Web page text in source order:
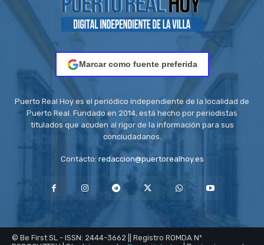
Marcar como fuente preferida
Puerto Real Hoy es el periódico independiente de la localidad de
Puerto Real. Fundado en 2014, está hecho por periodistas
titulados que acuden al rigor de la información para sus
conciudadanos.
Contacto: redaccion@puertorealhoy.es
© Be First SL - ISSN: 2444-3662 || Registro ROMDA Nº